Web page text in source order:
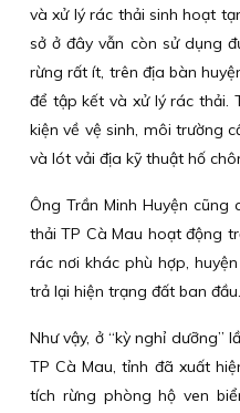
và xử lý rác thải sinh hoạt
sở ở đây vẫn còn sử dụng
rừng rất ít, trên địa bàn
để tập kết và xử lý rác thải.
kiện về vệ sinh, môi trường
và lót vải địa kỹ thuật hố
Ông Trần Minh Huyện
thải TP Cà Mau hoạt động
rác nơi khác phù hợp,
trả lại hiện trạng đất ban đầu.
Như vậy, ở “kỳ nghỉ dưỡng”
TP Cà Mau, tỉnh đã xuất
tích rừng phòng hộ ven